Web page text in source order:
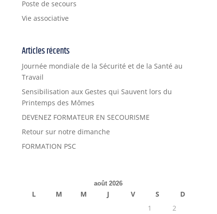
Poste de secours
Vie associative
Articles récents
Journée mondiale de la Sécurité et de la Santé au
Travail
Sensibilisation aux Gestes qui Sauvent lors du
Printemps des Mômes
DEVENEZ FORMATEUR EN SECOURISME
Retour sur notre dimanche
FORMATION PSC
août 2026
L M M J V S
D
1
2